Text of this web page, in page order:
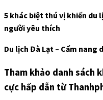
5 khác biệt thú vị khiến du
người yêu thích
Du lịch Đà Lạt – Cẩm nang
Tham khảo danh sách
cực hấp dẫn từ